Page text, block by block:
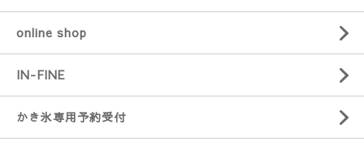
online shop
IN-FINE
かき氷専用予約受付